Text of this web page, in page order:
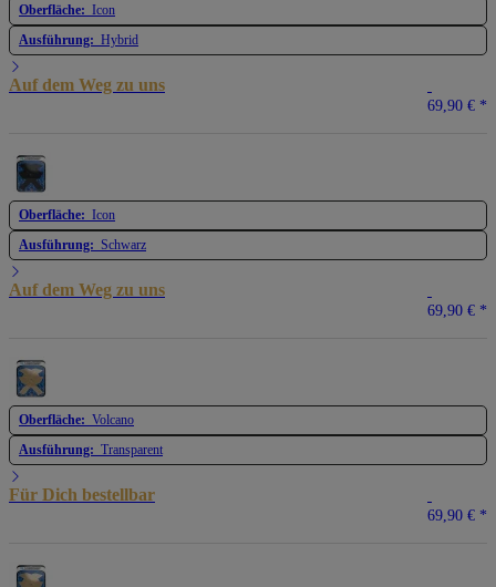
Oberfläche: Icon
Ausführung: Hybrid
Auf dem Weg zu uns
69,90 € *
Oberfläche: Icon
Ausführung: Schwarz
Auf dem Weg zu uns
69,90 € *
Oberfläche: Volcano
Ausführung: Transparent
Für Dich bestellbar
69,90 € *